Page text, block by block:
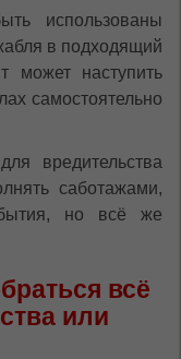
использованы
в подходящий
может наступить
самостоятельно
вредительства
саботажами,
но всё же
всё
или